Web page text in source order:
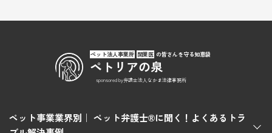
ペット法人事業所 開業医 の皆さんを守る知恵袋
ペトリアの泉
sponsored by弁護士法人なかま法律事務所
ペット事業業界別｜ ペット弁護士®に聞く！よくあるトラ